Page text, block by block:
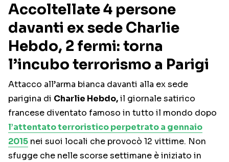
Accoltellate 4 persone
davanti ex sede Charlie
Hebdo, 2 fermi: torna
l’incubo terrorismo a Parigi
Attacco all’arma bianca davanti alla ex sede
parigina di Charlie Hebdo,il giornale satirico
francese diventato famoso in tutto il mondo dopo
l’attentato terroristico perpetrato a gennaio
2015 nei suoi locali che provocò 12 vittime. Non
sfugge che nelle scorse settimane è iniziato in